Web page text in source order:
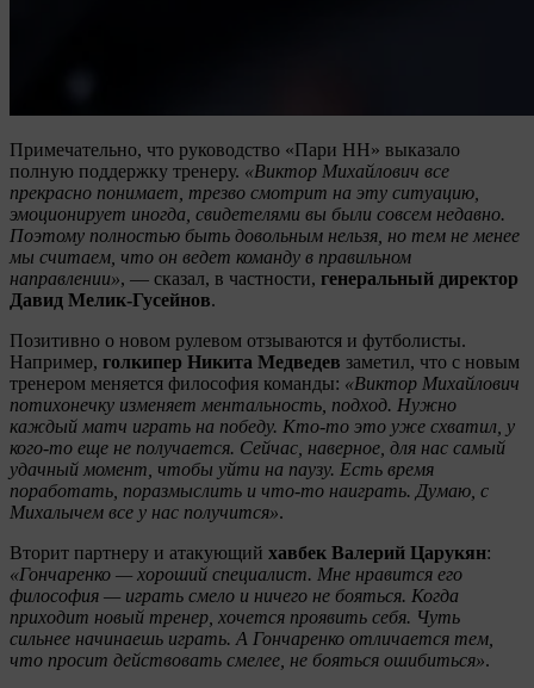
Примечательно, что руководство «Пари НН» выказало
полную поддержку тренеру. «Виктор Михайлович все
прекрасно понимает, трезво смотрит на эту ситуацию,
эмоционирует иногда, свидетелями вы были совсем недавно.
Поэтому полностью быть довольным нельзя, но тем не менее
мы считаем, что он ведет команду в правильном
направлении», — сказал, в частности, генеральный директор
Давид Мелик-Гусейнов.
Позитивно о новом рулевом отзываются и футболисты.
Например, голкипер Никита Медведев заметил, что с новым
тренером меняется философия команды: «Виктор Михайлович
потихонечку изменяет ментальность, подход. Нужно
каждый матч играть на победу. Кто-то это уже схватил, у
кого-то еще не получается. Сейчас, наверное, для нас самый
удачный момент, чтобы уйти на паузу. Есть время
поработать, поразмыслить и что-то наиграть. Думаю, с
Михалычем все у нас получится».
Вторит партнеру и атакующий хавбек Валерий Царукян:
«Гончаренко — хороший специалист. Мне нравится его
философия — играть смело и ничего не бояться. Когда
приходит новый тренер, хочется проявить себя. Чуть
сильнее начинаешь играть. А Гончаренко отличается тем,
что просит действовать смелее, не бояться ошибиться».